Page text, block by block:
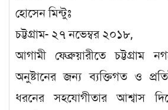
হোসেন মিন্টুঃ
চট্টগ্রাম- ২৭ নভেম্বর ২০১৮,
আগামী ফেব্রুয়ারীতে চট্টগ্রাম
অনুষ্টানের জন্য ব্যক্তিগত ও
ধরনের সহযোগীতার আশ্বাস